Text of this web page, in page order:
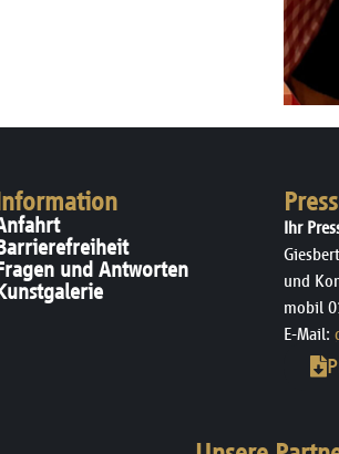
und Antworten
Ihr
und
mobil
E-Mail: